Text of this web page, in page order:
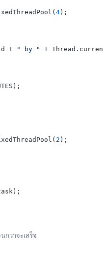
4 );
+ " by "
+
2 );
ว่าจะเสร็จ